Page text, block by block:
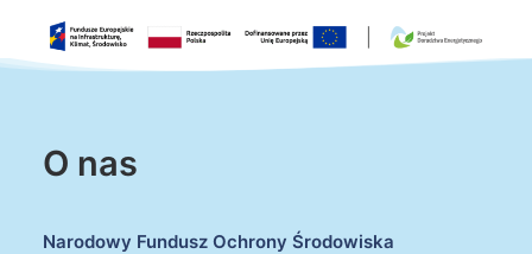
O nas
Narodowy Fundusz Ochrony Środowiska